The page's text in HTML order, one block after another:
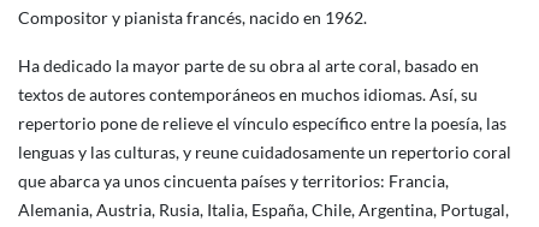
Compositor y pianista francés, nacido en 1962.
Ha dedicado la mayor parte de su obra al arte coral, basado en
textos de autores contemporáneos en muchos idiomas. Así, su
repertorio pone de relieve el vínculo específico entre la poesía, las
lenguas y las culturas, y reune cuidadosamente un repertorio coral
que abarca ya unos cincuenta países y territorios: Francia,
Alemania, Austria, Rusia, Italia, España, Chile, Argentina, Portugal,